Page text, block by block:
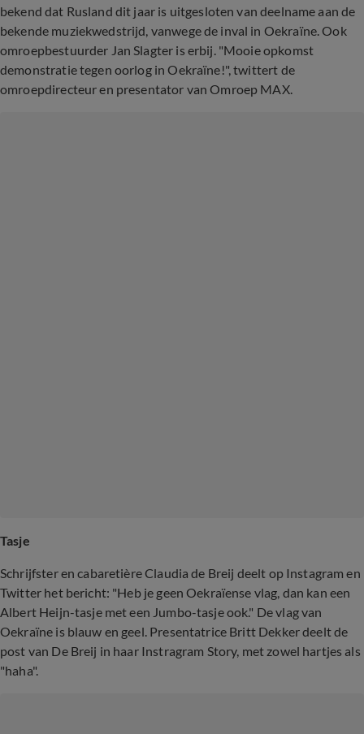
bekend dat Rusland dit jaar is uitgesloten van deelname aan de
bekende muziekwedstrijd, vanwege de inval in Oekraïne. Ook
omroepbestuurder Jan Slagter is erbij. "Mooie opkomst
demonstratie tegen oorlog in Oekraïne!", twittert de
omroepdirecteur en presentator van Omroep MAX.
Tasje
Schrijfster en cabaretière Claudia de Breij deelt op Instagram en
Twitter het bericht: "Heb je geen Oekraïense vlag, dan kan een
Albert Heijn-tasje met een Jumbo-tasje ook." De vlag van
Oekraïne is blauw en geel. Presentatrice Britt Dekker deelt de
post van De Breij in haar Instragram Story, met zowel hartjes als
"haha".